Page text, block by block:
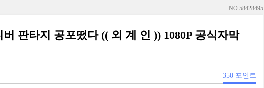
NO.58428495
판타지 공포떴다 (( 외 계 인 )) 1080P 공식자막
350 포인트